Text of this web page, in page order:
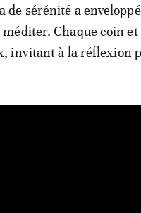
de sérénité a
méditer. Chaque coin
invitant à la réflexion